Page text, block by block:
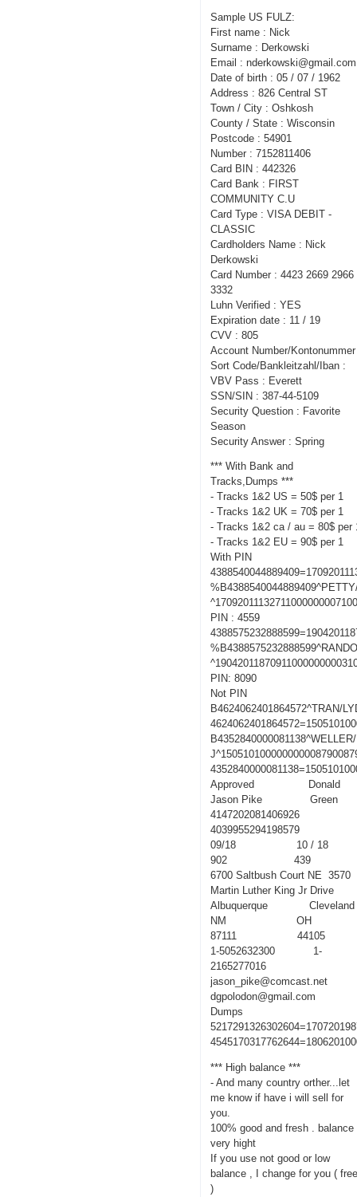
Sample US FULZ:
First name : Nick
Surname : Derkowski
Email : nderkowski@gmail.com
Date of birth : 05 / 07 / 1962
Address : 826 Central ST
Town / City : Oshkosh
County / State : Wisconsin
Postcode : 54901
Number : 7152811406
Card BIN : 442326
Card Bank : FIRST
COMMUNITY C.U
Card Type : VISA DEBIT -
CLASSIC
Cardholders Name : Nick
Derkowski
Card Number : 4423 2669 2966
3332
Luhn Verified : YES
Expiration date : 11 / 19
CVV : 805
Account Number/
Sort Code/Bankleitzahl/Iban :
VBV Pass : Everett
SSN/SIN : 387-44-5109
Security Question : Favorite
Season
Security Answer : Spring
*** With Bank and
Tracks,Dumps ***
- Tracks 1&2 US = 50$ per 1
- Tracks 1&2 UK = 70$ per 1
- Tracks 1&2 ca / au = 80$ per
- Tracks 1&2 EU = 90$ per 1
With PIN
PIN : 4559
PIN: 8090
Not PIN
B4624062401864572^TRAN/
Approved Donald
Jason Pike Green
4147202081406926
4039955294198579
09/18 10 / 18
902 439
6700 Saltbush Court NE 3570
Martin Luther King Jr Drive
Albuquerque Cleveland
NM OH
87111 44105
1-5052632300 1-
2165277016
jason_pike@comcast.net
dgpolodon@gmail.com
Dumps
*** High balance ***
- And many country orther...let
me know if have i will sell for
you.
100% good and fresh . balance
very hight
If you use not good or low
balance , I change for you (
)